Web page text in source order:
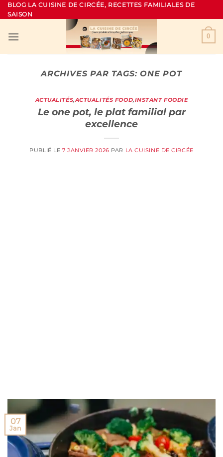
Passer
au
BLOG LA CUISINE DE CIRCÉE, RECETTES FAMILIALES DE
SAISON
0
ARCHIVES PAR TAGS:ONE POT
ACTUALITÉS,ACTUALITÉS FOOD,INSTANT FOODIE
Le one pot, le plat familial par
excellence
PUBLIÉ LE 7 JANVIER 2026 PAR LA CUISINE DE CIRCÉE
07
Jan